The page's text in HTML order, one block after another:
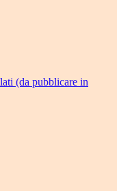
(da pubblicare in